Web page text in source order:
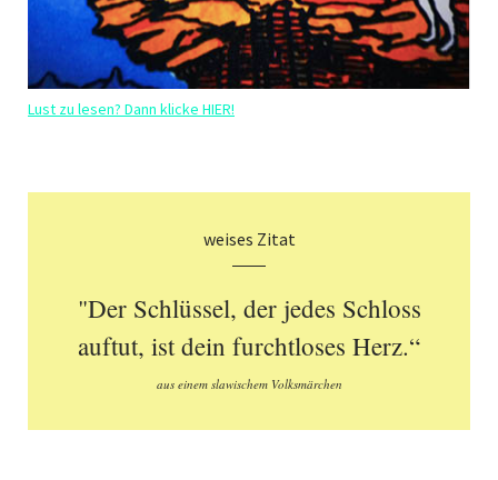
Lust zu lesen? Dann klicke HIER!
weises Zitat
"Der Schlüssel, der jedes Schloss
auftut, ist dein furchtloses Herz.“
aus einem slawischem Volksmärchen